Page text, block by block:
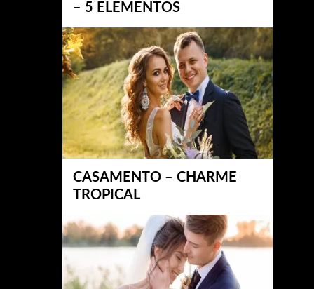
– 5 ELEMENTOS
CASAMENTO – CHARME
TROPICAL